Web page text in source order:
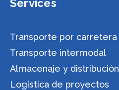
Services
Transporte por carretera
Transporte intermodal
Almacenaje y distribución
Logística de proyectos